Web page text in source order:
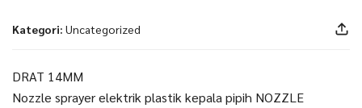
Kategori: Uncategorized
DRAT 14MM
Nozzle sprayer elektrik plastik kepala pipih NOZZLE